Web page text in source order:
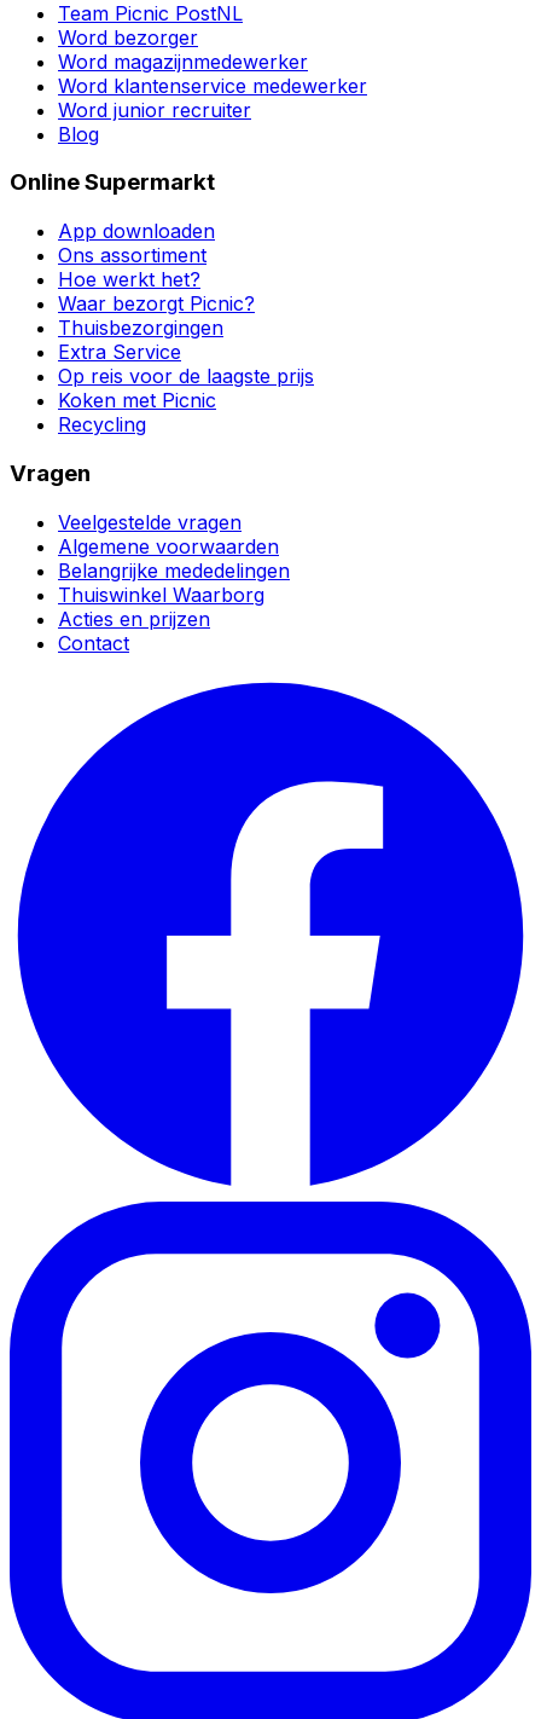
Team Picnic PostNL
Word bezorger
Word magazijnmedewerker
Word klantenservice medewerker
Word junior recruiter
Blog
Online Supermarkt
App downloaden
Ons assortiment
Hoe werkt het?
Waar bezorgt Picnic?
Thuisbezorgingen
Extra Service
Op reis voor de laagste prijs
Koken met Picnic
Recycling
Vragen
Veelgestelde vragen
Algemene voorwaarden
Belangrijke mededelingen
Thuiswinkel Waarborg
Acties en prijzen
Contact